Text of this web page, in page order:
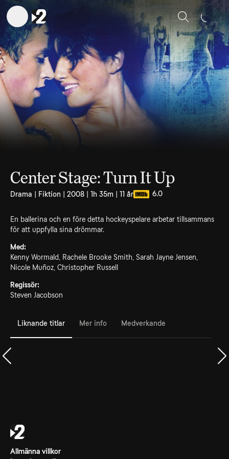
Sök
Center Stage: Turn It Up
Drama | Fiktion | 2008 | 1h 35m | 11 år 6.0
En ballerina och en före detta hockeyspelare arbetar tillsammans
för att uppfylla sina drömmar.
Med:
Kenny Wormald, Rachele Brooke Smith, Sarah Jayne Jensen,
Nicole Muñoz, Christopher Russell
Regissör:
Steven Jacobson
Liknande titlar Mer info Medverkande
Allmänna villkor